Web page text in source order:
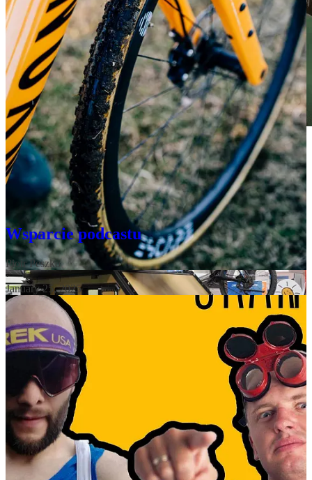
Możesz też zdecydować się na wsparcie podcastu w serwisie
Patronite
, lub na BuyCoffee.
Wystarczy, że klikniesz link poniżej:
Wsparcie podcastu
Piotr Peszko
·
January 25, 2025